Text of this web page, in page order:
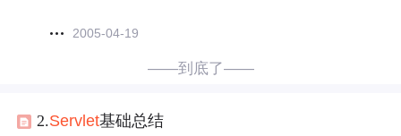
2005-04-19
——到底了——
2.Servlet基础总结